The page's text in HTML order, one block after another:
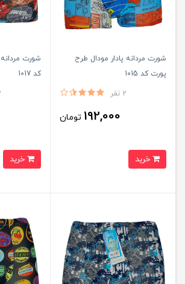
شورت مردانه پادار مودال طرح
پورت کد 1015
2 نفر
192,000 تومان
شورت
کد 1017